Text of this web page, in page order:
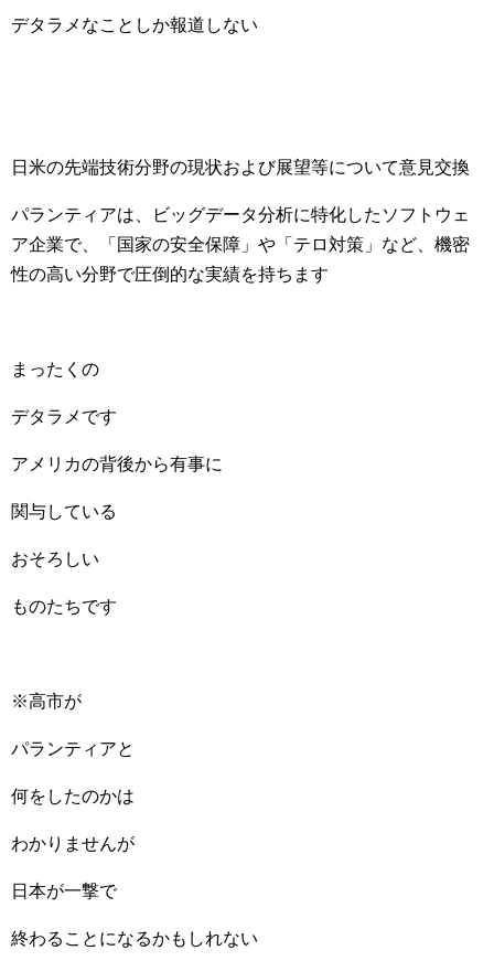
デタラメなことしか報道しない
日米の先端技術分野の現状および展望等について意見交換
パランティアは、ビッグデータ分析に特化したソフトウェ
ア企業で、「国家の安全保障」や「テロ対策」など、機密
性の高い分野で圧倒的な実績を持ちます
まったくの
デタラメです
アメリカの背後から有事に
関与している
おそろしい
ものたちです
※高市が
パランティアと
何をしたのかは
わかりませんが
日本が一撃で
終わることになるかもしれない